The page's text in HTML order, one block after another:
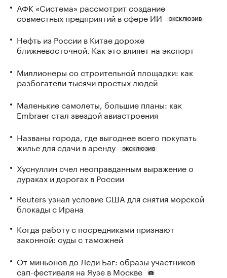
АФК «Система» рассмотрит создание
совместных предприятий в сфере ИИ
ЭКСКЛЮЗИВ
Нефть из России в Китае дороже
ближневосточной. Как это влияет на экспорт
Миллионеры со строительной площадки: как
разбогатели тысячи простых людей
Маленькие самолеты, большие планы: как
Embraer стал звездой авиастроения
Названы города, где выгоднее всего покупать
жилье для сдачи в аренду
ЭКСКЛЮЗИВ
Хуснуллин счел неоправданным выражение о
дураках и дорогах в России
Reuters узнал условие США для снятия морской
блокады с Ирана
Когда работу с посредниками признают
законной: суды с таможней
От миньонов до Леди Баг: образы участников
сап-фестиваля на Яузе в Москве